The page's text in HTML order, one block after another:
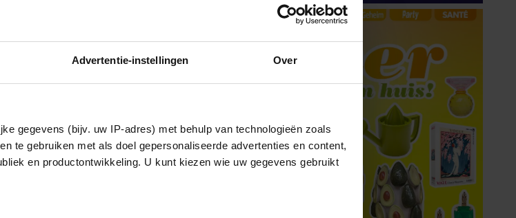
Advertentie-instellingen Over
gegevens (bijv. uw IP-adres) met behulp van technologieën zoals
te gebruiken met als doel gepersonaliseerde advertenties en content,
en productontwikkeling. U kunt kiezen wie uw gegevens gebruikt